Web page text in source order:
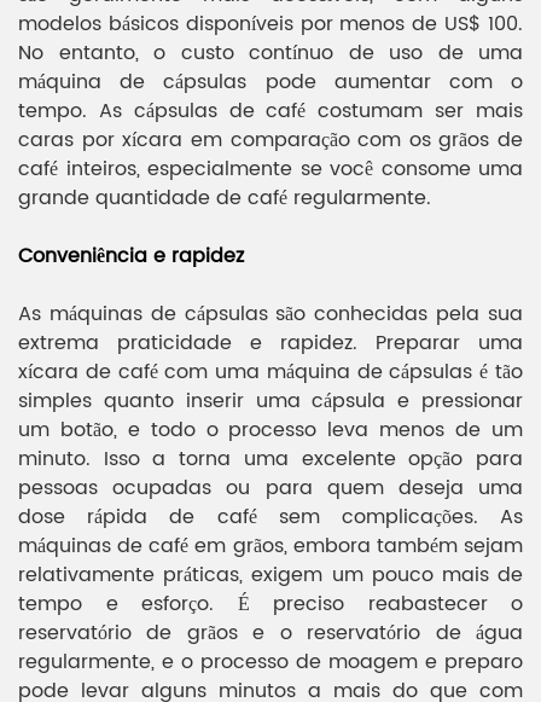
modelos básicos disponíveis por menos de US$ 100.
No entanto, o custo contínuo de uso de uma
máquina de cápsulas pode aumentar com o
tempo. As cápsulas de café costumam ser mais
caras por xícara em comparação com os grãos de
café inteiros, especialmente se você consome uma
grande quantidade de café regularmente.
Conveniência e rapidez
As máquinas de cápsulas são conhecidas pela sua
extrema praticidade e rapidez. Preparar uma
xícara de café com uma máquina de cápsulas é tão
simples quanto inserir uma cápsula e pressionar
um botão, e todo o processo leva menos de um
minuto. Isso a torna uma excelente opção para
pessoas ocupadas ou para quem deseja uma
dose rápida de café sem complicações. As
máquinas de café em grãos, embora também sejam
relativamente práticas, exigem um pouco mais de
tempo e esforço. É preciso reabastecer o
reservatório de grãos e o reservatório de água
regularmente, e o processo de moagem e preparo
pode levar alguns minutos a mais do que com